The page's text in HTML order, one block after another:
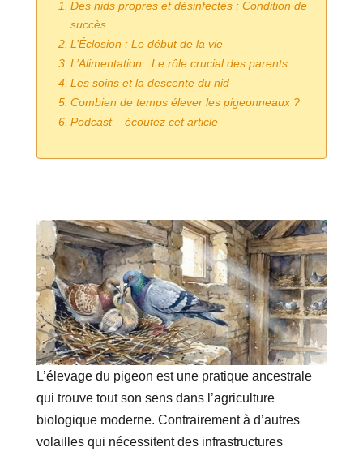
Des nids propres et désinfectés : Condition de
succès
L’Éclosion : Le début de la vie
L’Alimentation : Le rôle crucial des parents
Les soins et la descente du nid
Combien de temps élever les pigeonneaux ?
Podcast – écoutez cet article
L’élevage du pigeon est une pratique ancestrale
qui trouve tout son sens dans l’agriculture
biologique moderne. Contrairement à d’autres
volailles qui nécessitent des infrastructures